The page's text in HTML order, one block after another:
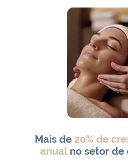
Mais de 20% de
anual no setor de